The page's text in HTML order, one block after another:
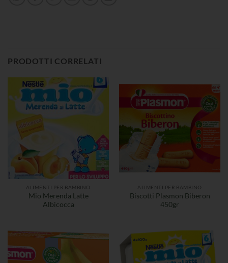
PRODOTTI CORRELATI
ALIMENTI PER BAMBINO
Mio Merenda Latte
Albicocca
ALIMENTI PER BAMBINO
Biscotti Plasmon Biberon
450gr